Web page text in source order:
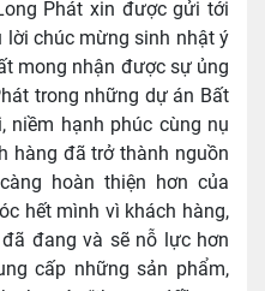
Phát xin được gửi tới
lời chúc mừng sinh nhật ý
mong nhận được sự ủng
trong những dự án Bất
niềm hạnh phúc cùng nụ
hàng đã trở thành nguồn
hoàn thiện hơn của
hết mình vì khách hàng,
đang và sẽ nỗ lực hơn
cấp những sản phẩm,